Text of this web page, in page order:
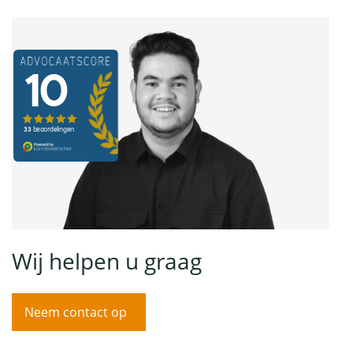
Wij helpen u graag
Neem contact op